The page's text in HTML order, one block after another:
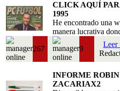
CLICK AQUÍ
1995
He encontrado una
manera lucrativa
267 9
Leer
INFORME
ZACARIAX2